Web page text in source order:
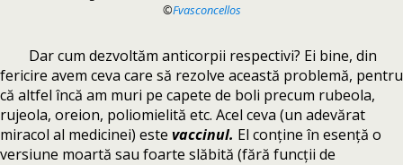
©Fvasconcellos
Dar cum dezvoltăm anticorpii respectivi? Ei bine, din
fericire avem ceva care să rezolve această problemă, pentru
că altfel încă am muri pe capete de boli precum rubeola,
rujeola, oreion, poliomielită etc. Acel ceva (un adevărat
miracol al medicinei) este vaccinul. El conține în esență o
versiune moartă sau foarte slăbită (fără funcții de